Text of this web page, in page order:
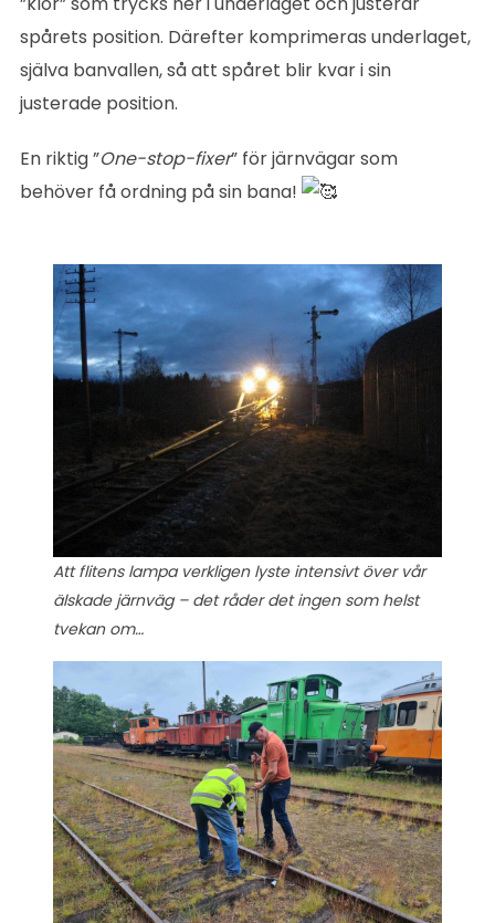
spårets position. Därefter komprimeras underlaget,
själva banvallen, så att spåret blir kvar i sin
justerade position.
En riktig ”One-stop-fixer” för järnvägar som
behöver få ordning på sin bana!
Att flitens lampa verkligen lyste intensivt över vår
älskade järnväg – det råder det ingen som helst
tvekan om…